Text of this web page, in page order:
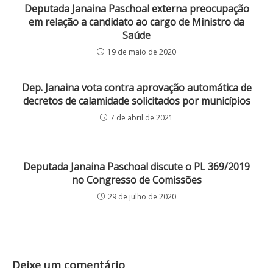
Deputada Janaina Paschoal externa preocupação
em relação a candidato ao cargo de Ministro da
Saúde
19 de maio de 2020
Dep. Janaina vota contra aprovação automática de
decretos de calamidade solicitados por municípios
7 de abril de 2021
Deputada Janaina Paschoal discute o PL 369/2019
no Congresso de Comissões
29 de julho de 2020